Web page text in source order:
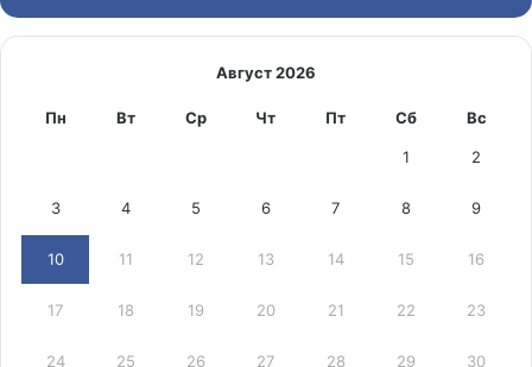
Август 2026
Пн Вт Ср Чт Пт Сб Вс
1 2
3 4 5 6 7 8 9
10 11 12 13 14 15 16
17 18 19 20 21 22 23
24 25 26 27 28 29 30